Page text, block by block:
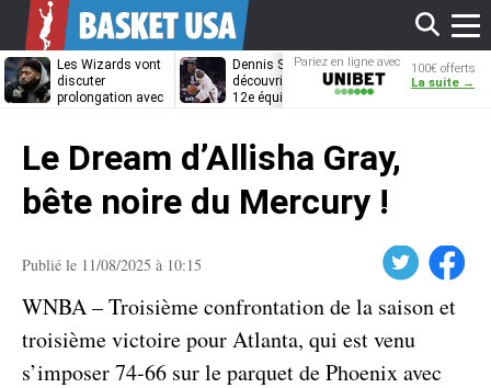
Les Wizards vont
discuter
prolongation avec
Dennis Schröder
découvrira-t-il une
12e équipe
Les Grizzlies
cherchent
Pariez en ligne avec
Unibet
100€ offerts
La suite →
Le Dream d’Allisha Gray,
bête noire du Mercury !
Publié le 11/08/2025 à 10:15 Facebook
WNBA – Troisième confrontation de la saison et
troisième victoire pour Atlanta, qui est venu
s’imposer 74-66 sur le parquet de Phoenix avec